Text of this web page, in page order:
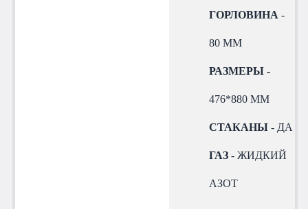
ГОРЛОВИНА -
80 ММ
РАЗМЕРЫ -
476*880 ММ
СТАКАНЫ - ДА
ГАЗ - ЖИДКИЙ
АЗОТ